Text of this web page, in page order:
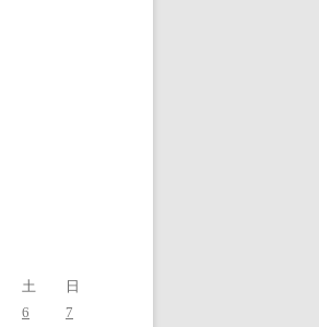
土
日
6
7